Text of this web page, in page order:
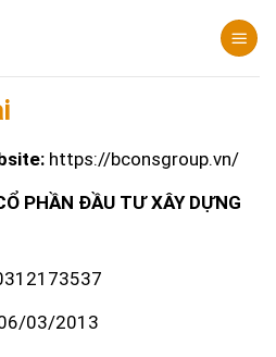
https://bconsgroup.vn/
PHẦN ĐẦU TƯ XÂY DỰNG
03/2013